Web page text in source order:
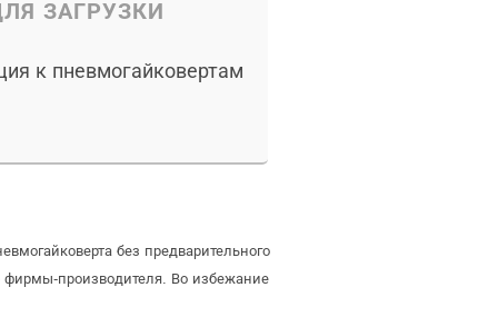
ЗАГРУЗКИ
к пневмогайковертам
без предварительного
производителя. Во избежание